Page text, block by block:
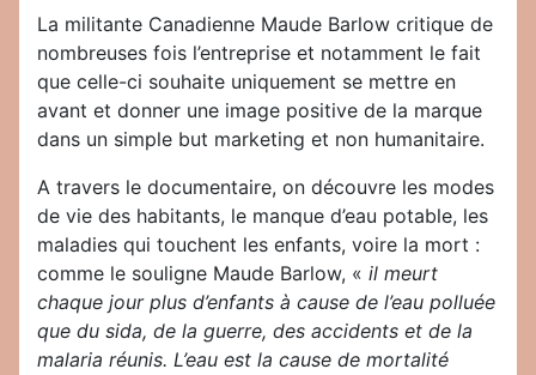
La militante Canadienne Maude Barlow critique de
nombreuses fois l’entreprise et notamment le fait
que celle-ci souhaite uniquement se mettre en
avant et donner une image positive de la marque
dans un simple but marketing et non humanitaire.
A travers le documentaire, on découvre les modes
de vie des habitants, le manque d’eau potable, les
maladies qui touchent les enfants, voire la mort :
comme le souligne Maude Barlow, « il meurt
chaque jour plus d’enfants à cause de l’eau polluée
que du sida, de la guerre, des accidents et de la
malaria réunis. L’eau est la cause de mortalité